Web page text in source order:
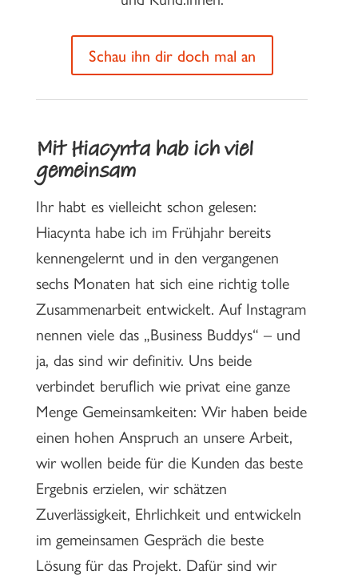
Schau ihn dir doch mal an
Mit Hiacynta hab ich viel
gemeinsam
Ihr habt es vielleicht schon gelesen:
Hiacynta habe ich im Frühjahr bereits
kennengelernt und in den vergangenen
sechs Monaten hat sich eine richtig tolle
Zusammenarbeit entwickelt. Auf Instagram
nennen viele das „Business Buddys“ – und
ja, das sind wir definitiv. Uns beide
verbindet beruflich wie privat eine ganze
Menge Gemeinsamkeiten: Wir haben beide
einen hohen Anspruch an unsere Arbeit,
wir wollen beide für die Kunden das beste
Ergebnis erzielen, wir schätzen
Zuverlässigkeit, Ehrlichkeit und entwickeln
im gemeinsamen Gespräch die beste
Lösung für das Projekt. Dafür sind wir